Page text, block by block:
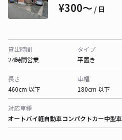
¥300〜 / 日
貸出時間
24時間営業
タイプ
平置き
長さ
460cm 以下
車幅
180cm 以下
対応車種
オートバイ軽自動車コンパクトカー中型車